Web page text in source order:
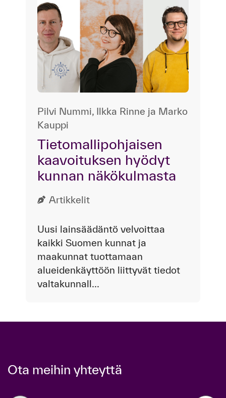
Pilvi Nummi, Ilkka Rinne ja Marko
Kauppi
Tietomallipohjaisen
kaavoituksen hyödyt
kunnan näkökulmasta
Artikkelit
Uusi lainsäädäntö velvoittaa
kaikki Suomen kunnat ja
maakunnat tuottamaan
alueidenkäyttöön liittyvät tiedot
valtakunnall...
Ota meihin yhteyttä